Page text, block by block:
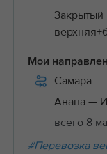
Закрытый
Мои
Самара —
Анапа —
всего 8
#Перевозка